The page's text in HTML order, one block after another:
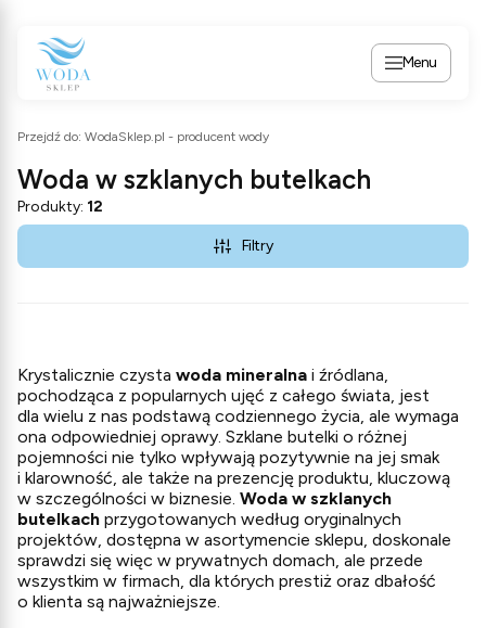
Menu
Przejdź do: WodaSklep.pl - producent wody
Woda w szklanych butelkach
Produkty: 12
Filtry
Krystalicznie czysta woda mineralna i źródlana,
pochodząca z popularnych ujęć z całego świata, jest
dla wielu z nas podstawą codziennego życia, ale wymaga
ona odpowiedniej oprawy. Szklane butelki o różnej
pojemności nie tylko wpływają pozytywnie na jej smak
i klarowność, ale także na prezencję produktu, kluczową
w szczególności w biznesie. Woda w szklanych
butelkach przygotowanych według oryginalnych
projektów, dostępna w asortymencie sklepu, doskonale
sprawdzi się więc w prywatnych domach, ale przede
wszystkim w firmach, dla których prestiż oraz dbałość
o klienta są najważniejsze.